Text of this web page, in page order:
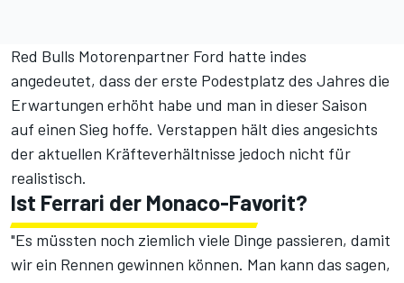
Red Bulls Motorenpartner Ford hatte indes
angedeutet, dass der erste Podestplatz des Jahres die
Erwartungen erhöht habe und man in dieser Saison
auf einen Sieg hoffe. Verstappen hält dies angesichts
der aktuellen Kräfteverhältnisse jedoch nicht für
realistisch.
Ist Ferrari der Monaco-Favorit?
"Es müssten noch ziemlich viele Dinge passieren, damit
wir ein Rennen gewinnen können. Man kann das sagen,